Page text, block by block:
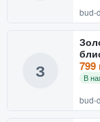
bud-
З 799
В
bud-